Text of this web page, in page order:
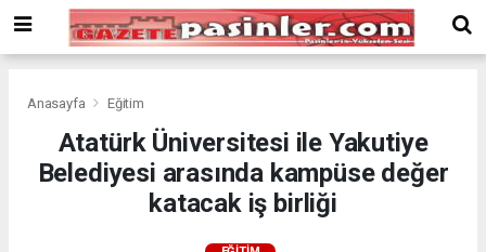
Bonusu
Veren
deneme
Anasayfa Eğitim
Atatürk Üniversitesi ile Yakutiye
Belediyesi arasında kampüse değer
katacak iş birliği